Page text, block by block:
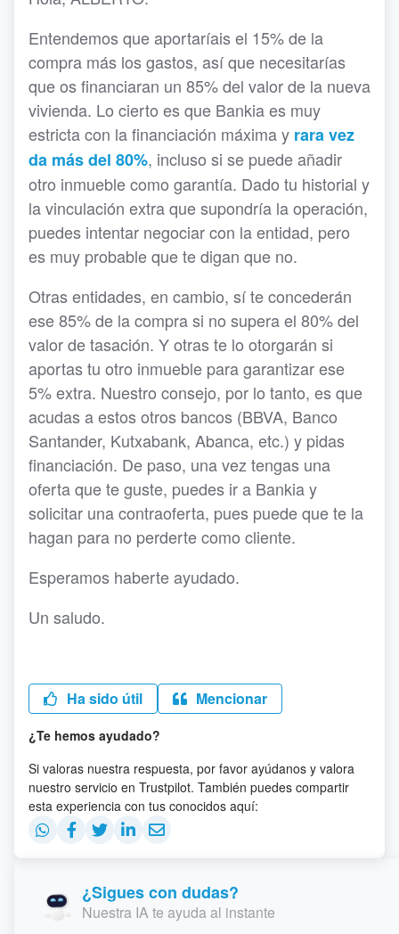
Entendemos que aportaríais el 15% de la
compra más los gastos, así que necesitarías
que os financiaran un 85% del valor de la nueva
vivienda. Lo cierto es que Bankia es muy
estricta con la financiación máxima y rara vez
da más del 80%, incluso si se puede añadir
otro inmueble como garantía. Dado tu historial y
la vinculación extra que supondría la operación,
puedes intentar negociar con la entidad, pero
es muy probable que te digan que no.
Otras entidades, en cambio, sí te concederán
ese 85% de la compra si no supera el 80% del
valor de tasación. Y otras te lo otorgarán si
aportas tu otro inmueble para garantizar ese
5% extra. Nuestro consejo, por lo tanto, es que
acudas a estos otros bancos (BBVA, Banco
Santander, Kutxabank, Abanca, etc.) y pidas
financiación. De paso, una vez tengas una
oferta que te guste, puedes ir a Bankia y
solicitar una contraoferta, pues puede que te la
hagan para no perderte como cliente.
Esperamos haberte ayudado.
Un saludo.
Ha sido útil Mencionar
¿Te hemos ayudado?
Si valoras nuestra respuesta, por favor ayúdanos y valora
nuestro servicio en Trustpilot. También puedes compartir
esta experiencia con tus conocidos aquí:
¿Sigues con dudas?
Nuestra IA te ayuda al instante